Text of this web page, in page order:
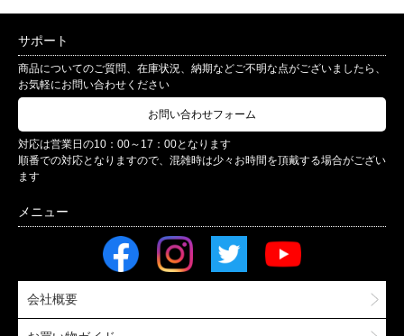
サポート
商品についてのご質問、在庫状況、納期などご不明な点がございましたら、
お気軽にお問い合わせください
お問い合わせフォーム
対応は営業日の10：00～17：00となります
順番での対応となりますので、混雑時は少々お時間を頂戴する場合がござい
ます
会社概要